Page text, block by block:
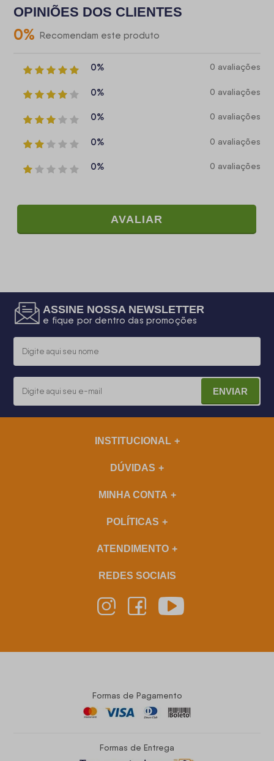
OPINIÕES DOS CLIENTES
0% Recomendam este produto
0% 0 avaliações
0% 0 avaliações
0% 0 avaliações
0% 0 avaliações
0% 0 avaliações
AVALIAR
ASSINE NOSSA NEWSLETTER
e fique por dentro das promoções
ENVIAR
INSTITUCIONAL
DÚVIDAS
MINHA CONTA
POLÍTICAS
ATENDIMENTO
REDES SOCIAIS
Formas de Pagamento
Formas de Entrega